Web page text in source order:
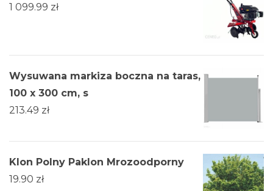
1 099.99 zł
Wysuwana markiza boczna na taras,
100 x 300 cm, s
213.49 zł
Klon Polny Paklon Mrozoodporny
19.90 zł